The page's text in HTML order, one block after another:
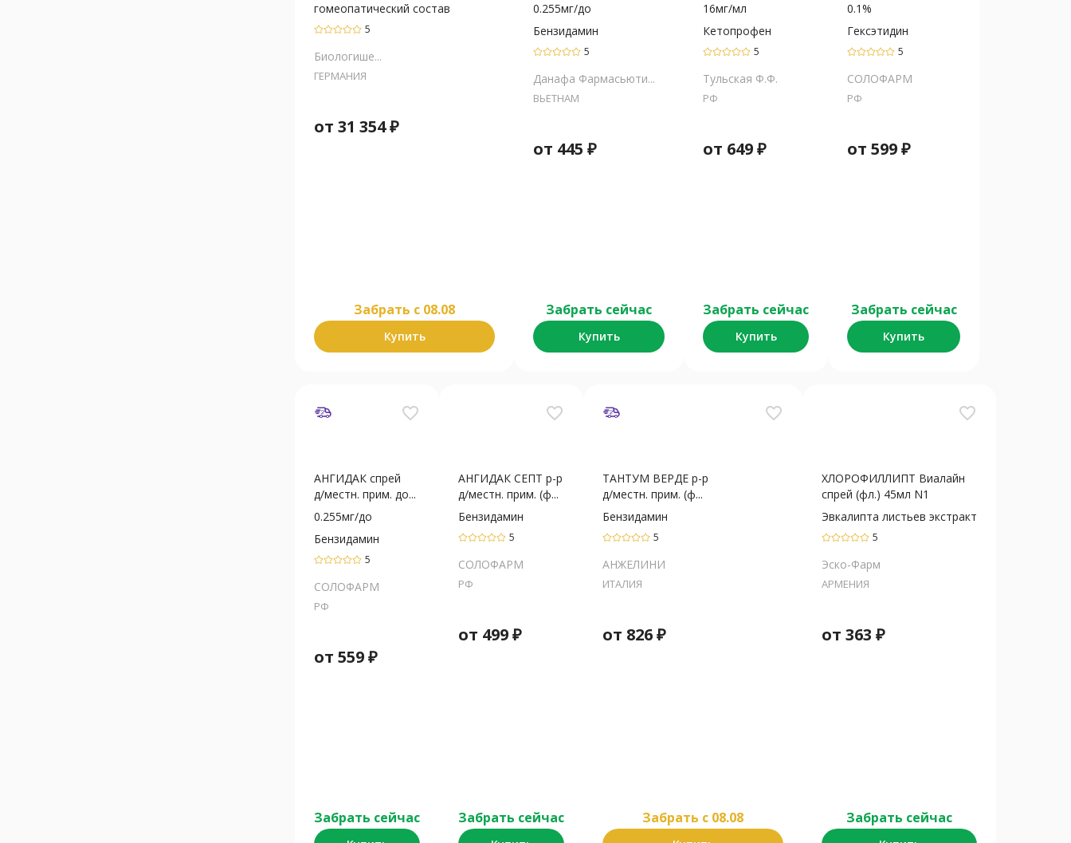
гомеопатический состав
5
Биологише...
ГЕРМАНИЯ
от 31 354₽
Забрать c 08.08
Купить
0.255мг/до
Бензидамин
5
Данафа Фармасьюти...
ВЬЕТНАМ
от 445 ₽
Забрать сейчас
Купить
16мг/мл
Кетопрофен
5
Тульская Ф.Ф.
РФ
от 649₽
Забрать сейчас
Купить
0.1%
Гексэтидин
5
СОЛОФАРМ
РФ
от 599₽
Забрать сейчас
Купить
favorite_border
АНГИДАК спрей
д/местн. прим. до...
0.255мг/до
Бензидамин
5
СОЛОФАРМ
РФ
от 559₽
Забрать сейчас
favorite_border
АНГИДАК СЕПТ р-р
д/местн. прим. (ф...
Бензидамин
5
СОЛОФАРМ
РФ
от 499₽
Забрать сейчас
favorite_border
ТАНТУМ ВЕРДЕ р-р
д/местн. прим. (ф...
Бензидамин
5
АНЖЕЛИНИ
ИТАЛИЯ
от 826₽
Забрать c 08.08
favorite_border
ХЛОРОФИЛЛИПТ Виалайн
спрей (фл.) 45мл N1
Эвкалипта листьев экстракт
5
Эско-Фарм
АРМЕНИЯ
от 363 ₽
Забрать сейчас